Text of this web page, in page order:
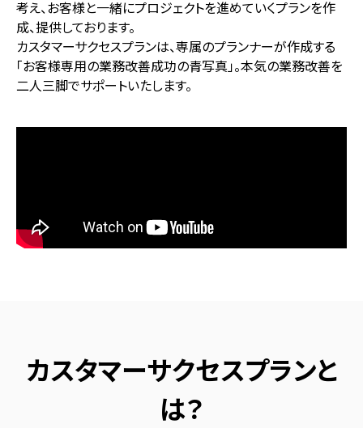
考え、お客様と一緒にプロジェクトを進めていくプランを作
成、提供しております。
カスタマーサクセスプランは、専属のプランナーが作成する
「お客様専用の業務改善成功の青写真」。本気の業務改善を
二人三脚でサポートいたします。
カスタマーサクセスプランと
は？